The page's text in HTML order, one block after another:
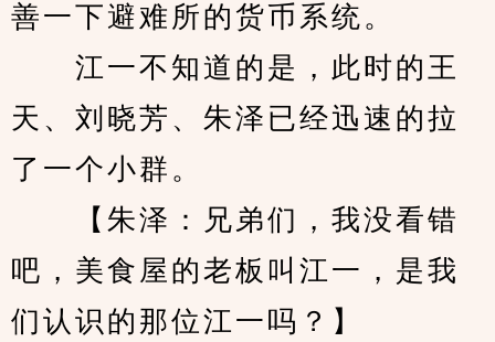
善一下避难所的货币系统。
江一不知道的是，此时的王
天、刘晓芳、朱泽已经迅速的拉
了一个小群。
【朱泽：兄弟们，我没看错
吧，美食屋的老板叫江一，是我
们认识的那位江一吗？】